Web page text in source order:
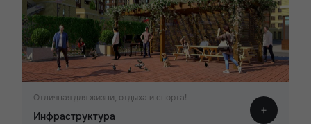
Отличная для жизни, отдыха и спорта!
Инфраструктура